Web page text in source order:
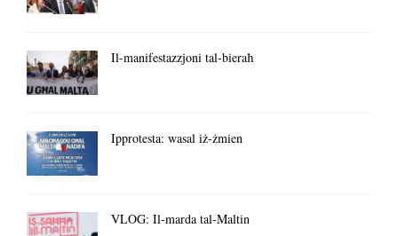
Il-manifestazzjoni tal-bieraħ
Ipprotesta: wasal iż-żmien
VLOG: Il-marda tal-Maltin